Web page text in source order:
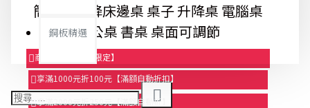
銅板精選
簡約可升降床邊桌 桌子 升降桌 電腦桌
辦公桌 書桌 桌面可調節
商品95折【今日限定】
享滿1000元折100元【滿額自動折扣】
享滿2000元折250元【滿額自動折】